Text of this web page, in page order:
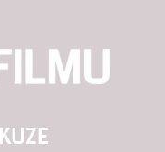
nám i našim
podvodů a odstraňování